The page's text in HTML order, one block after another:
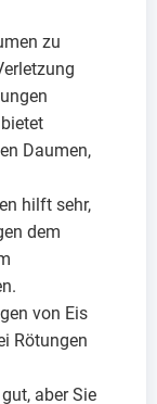
zu
Daumen,
hilft sehr,
dem
von Eis
Rötungen
aber Sie